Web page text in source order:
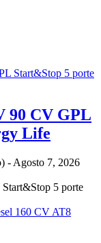
90 CV GPL
Life
- Agosto 7, 2026
5 porte